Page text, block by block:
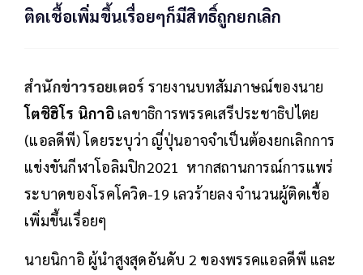
ติดเชื้อเพิ่มขึ้นเรื่อยๆก็มีสิทธิ์ถูกยกเลิก
สำนักข่าวรอยเตอร์ รายงานบทสัมภาษณ์ของนาย
โตชิฮิโร นิกาอิเลขาธิการพรรคเสรีประชาธิปไตย
(แอลดีพี) โดยระบุว่า ญี่ปุ่นอาจจำเป็นต้องยกเลิกการ
แข่งขันกีฬาโอลิมปิก2021 หากสถานการณ์การแพร่
ระบาดของโรคโควิด-19 เลวร้ายลง จำนวนผู้ติดเชื้อ
เพิ่มขึ้นเรื่อยๆ
นายนิกาอิ ผู้นำสูงสุดอันดับ 2 ของพรรคแอลดีพี และ